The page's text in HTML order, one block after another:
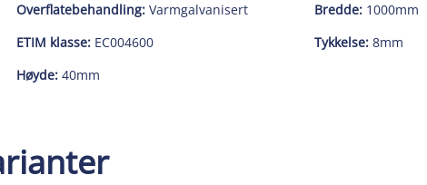
Overflatebehandling: Varmgalvanisert
ETIM klasse: EC004600
Høyde: 40mm
Bredde: 1000mm
Tykkelse: 8mm